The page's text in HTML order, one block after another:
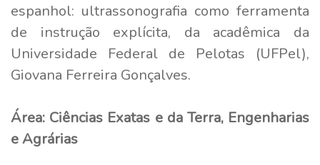
espanhol: ultrassonografia como ferramenta
de instrução explícita, da acadêmica da
Universidade Federal de Pelotas (UFPel),
Giovana Ferreira Gonçalves.
Área: Ciências Exatas e da Terra, Engenharias
e Agrárias